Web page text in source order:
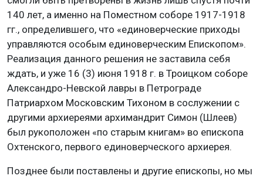
140 лет, а именно на Поместном соборе 1917-1918
гг., определившего, что «единоверческие приходы
управляются особым единоверческим Епископом».
Реализация данного решения не заставила себя
ждать, и уже 16 (3) июня 1918 г. в Троицком соборе
Александро-Невской лавры в Петрограде
Патриархом Московским Тихоном в сослужении с
другими архиереями архимандрит Симон (Шлеев)
был рукоположен «по старым книгам» во епископа
Охтенского, первого единоверческого архиерея.
Позднее были поставлены и другие епископы, но мы